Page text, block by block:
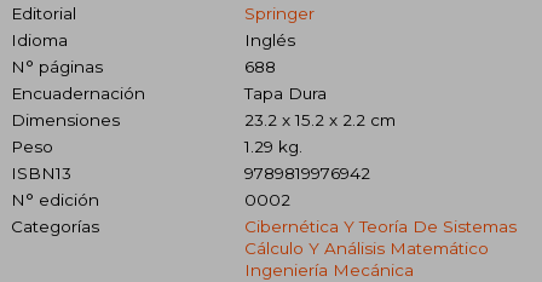
Editorial
Springer
Idioma
Inglés
N° páginas
688
Encuadernación
Tapa Dura
Dimensiones
23.2 x 15.2 x 2.2 cm
Peso
1.29 kg.
ISBN13
9789819976942
N° edición
0002
Categorías
Cibernética Y Teoría De Sistemas
Cálculo Y Análisis Matemático
Ingeniería Mecánica